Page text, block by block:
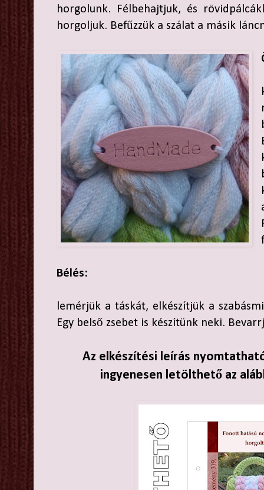
horgolunk. Félbehajtjuk, és
horgoljuk. Befűzzük a szálat a másik
Bélés:
lemérjük a táskát, elkészítjük a
Egy belső zsebet is készítünk neki.
Az elkészítési leírás
ingyenesen letölthető az